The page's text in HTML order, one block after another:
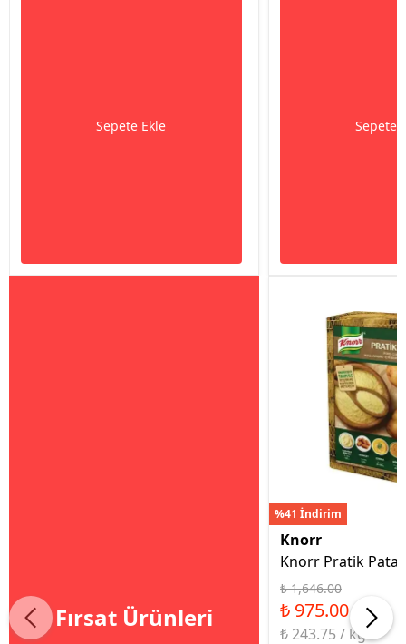
Sepete Ekle Sepete
Fırsat Ürünleri
%41 İndirim
Knorr
Knorr Pratik
₺ 1,646.00
₺ 975.00
₺ 243.75 / kg